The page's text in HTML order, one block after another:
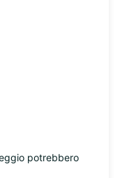
potrebbero